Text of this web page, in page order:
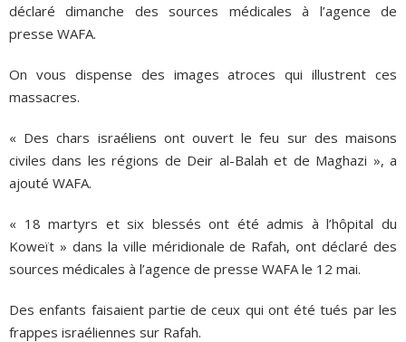
déclaré dimanche des sources médicales à l’agence de
presse WAFA.
On vous dispense des images atroces qui illustrent ces
massacres.
« Des chars israéliens ont ouvert le feu sur des maisons
civiles dans les régions de Deir al-Balah et de Maghazi », a
ajouté WAFA.
« 18 martyrs et six blessés ont été admis à l’hôpital du
Koweït » dans la ville méridionale de Rafah, ont déclaré des
sources médicales à l’agence de presse WAFA le 12 mai.
Des enfants faisaient partie de ceux qui ont été tués par les
frappes israéliennes sur Rafah.